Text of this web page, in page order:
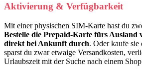
Aktivierung & Verfügbarkeit
Mit einer physischen SIM-Karte hast du
Bestelle die Prepaid-Karte fürs Ausland
direkt bei Ankunft durch. Oder kaufe sie
sparst du zwar etwaige Versandkosten,
Urlaubszeit mit der Suche nach einem